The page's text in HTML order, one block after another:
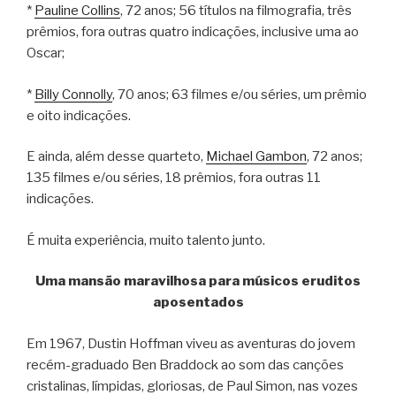
* Pauline Collins, 72 anos; 56 títulos na filmografia, três
prêmios, fora outras quatro indicações, inclusive uma ao
Oscar;
* Billy Connolly, 70 anos; 63 filmes e/ou séries, um prêmio
e oito indicações.
E ainda, além desse quarteto, Michael Gambon, 72 anos;
135 filmes e/ou séries, 18 prêmios, fora outras 11
indicações.
É muita experiência, muito talento junto.
Uma mansão maravilhosa para músicos eruditos
aposentados
Em 1967, Dustin Hoffman viveu as aventuras do jovem
recém-graduado Ben Braddock ao som das canções
cristalinas, límpidas, gloriosas, de Paul Simon, nas vozes